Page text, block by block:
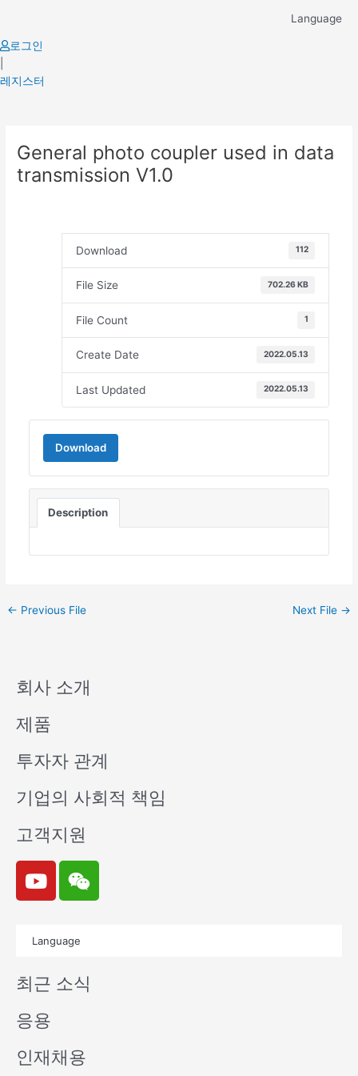
content
Language
로그인
레지스터
General photo coupler used in data
transmission V1.0
Download 112
File Size 702.26 KB
File Count 1
Create Date 2022.05.13
Last Updated 2022.05.13
Download
Description
navigation
← Previous File Next File →
회사 소개
제품
투자자 관계
기업의 사회적 책임
고객지원
Y
o
u
e
W
e
i
n
Language
최근 소식
응용
인재채용